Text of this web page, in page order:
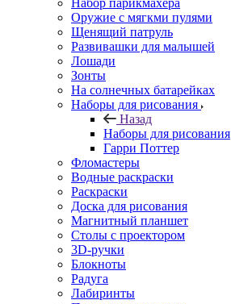
Набор парикмахера
Оружие с мягкми пулями
Щенящий патруль
Развивашки для малышей
Лошади
Зонты
На солнечных батарейках
Наборы для рисования
Назад
Наборы для рисования
Гарри Поттер
Фломастеры
Водные раскраски
Раскраски
Доска для рисования
Магнитный планшет
Столы с проектором
3D-ручки
Блокноты
Радуга
Лабиринты